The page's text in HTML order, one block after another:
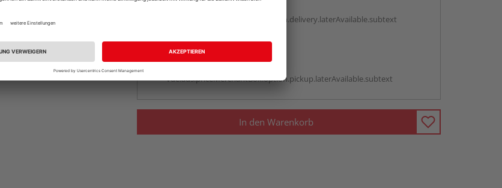
vue.ads.priceMerchantBox.option.delivery.laterAvailable.subtext
Beim Händler abholen
vue.ads.priceMerchantBox.option.pickup.laterAvailable.subtext
In den Warenkorb